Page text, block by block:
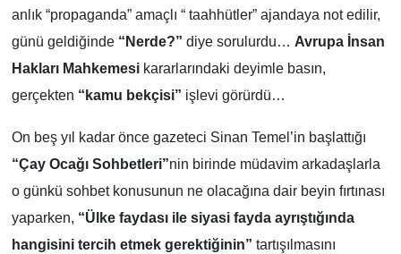
anlık “propaganda” amaçlı “ taahhütler” ajandaya not edilir,
günü geldiğinde “Nerde?” diye sorulurdu… Avrupa İnsan
Hakları Mahkemesikararlarındaki deyimle basın,
gerçekten “kamu bekçisi” işlevi görürdü…
On beş yıl kadar önce gazeteci Sinan Temel’in başlattığı
“Çay Ocağı Sohbetleri”nin birinde müdavim arkadaşlarla
o günkü sohbet konusunun ne olacağına dair beyin fırtınası
yaparken, “Ülke faydası ile siyasi fayda ayrıştığında
hangisini tercih etmek gerektiğinin” tartışılmasını